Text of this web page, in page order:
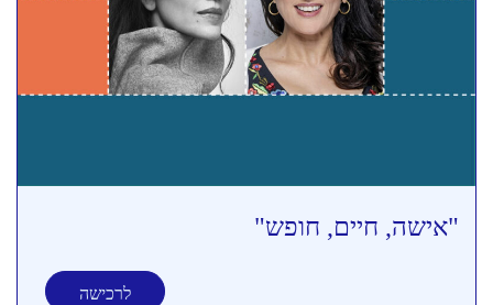
"אישה, חיים, חופש"
לרכישה